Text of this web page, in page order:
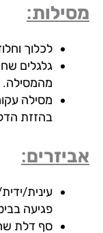
לכלוך
גלגלים
מהמסילה.
מסילה עקומה/
בהזזת הדלת.
עינית/ידית/
פגיעה בביטחון.
סף דלת שחוק/